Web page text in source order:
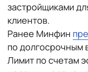
застройщиками
клиентов.
Ранее Минфин
по долгосрочным
Лимит по счетам